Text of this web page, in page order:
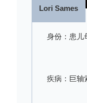
Lori Sames
身份：患儿
疾病：巨轴